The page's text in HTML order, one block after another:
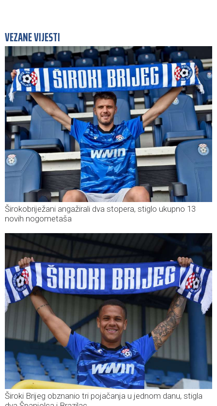
VEZANE VIJESTI
Širokobriježani angažirali dva stopera, stiglo ukupno 13
novih nogometaša
Široki Brijeg obznanio tri pojačanja u jednom danu, stigla